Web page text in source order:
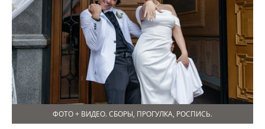
ФОТО + ВИДЕО. СБОРЫ, ПРОГУЛКА, РОСПИСЬ.